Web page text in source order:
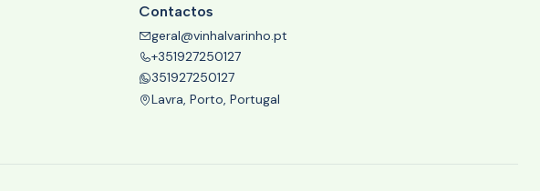
Contactos
geral@vinhalvarinho.pt
+351927250127
351927250127
Lavra, Porto, Portugal